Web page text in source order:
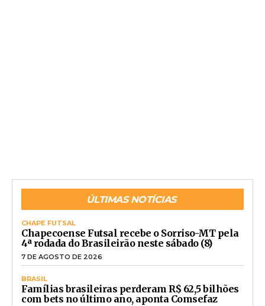
ÚLTIMAS NOTÍCIAS
CHAPE FUTSAL
Chapecoense Futsal recebe o Sorriso-MT pela
4ª rodada do Brasileirão neste sábado (8)
7 DE AGOSTO DE 2026
BRASIL
Famílias brasileiras perderam R$ 62,5 bilhões
com bets no último ano, aponta Comsefaz